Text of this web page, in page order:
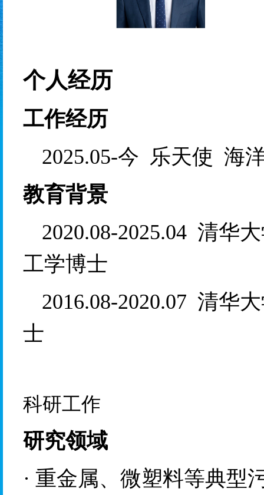
个人经历
工作经历
2025.05-今 乐天使 海
教育背景
2020.08-2025.04 清华
工学博士
2016.08-2020.07 清华
士
科研工作
研究领域
· 重金属、微塑料等典型